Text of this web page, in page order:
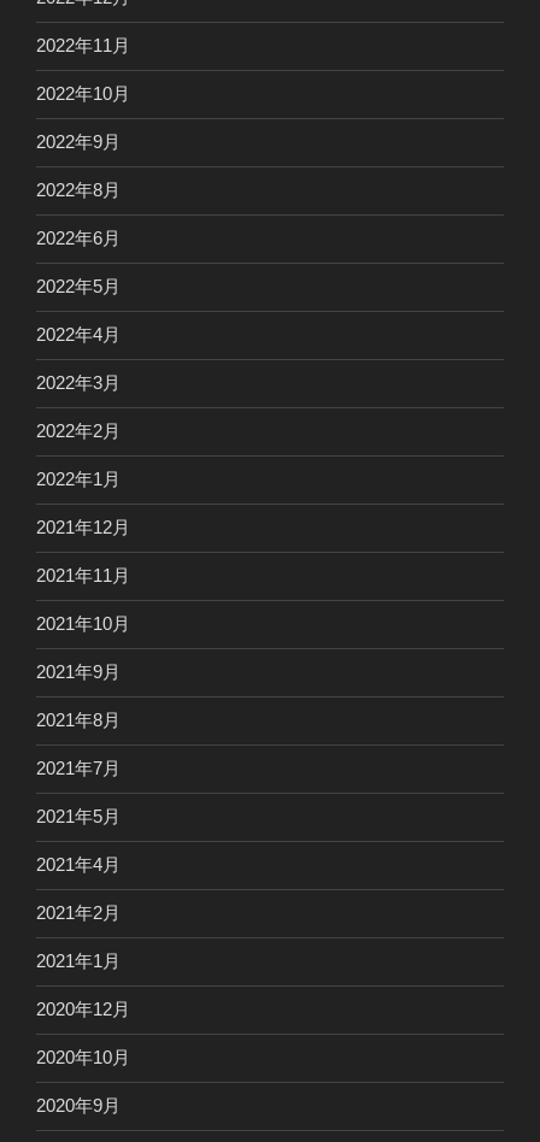
2022年11月
2022年10月
2022年9月
2022年8月
2022年6月
2022年5月
2022年4月
2022年3月
2022年2月
2022年1月
2021年12月
2021年11月
2021年10月
2021年9月
2021年8月
2021年7月
2021年5月
2021年4月
2021年2月
2021年1月
2020年12月
2020年10月
2020年9月